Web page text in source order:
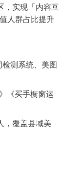
，实现「内容互
人群占比提升
检测系统、美图
《买手橱窗运
，覆盖县域美